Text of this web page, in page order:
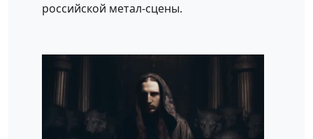
российской метал-сцены.